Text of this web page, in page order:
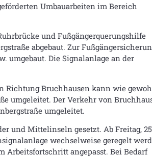
Umbauarbeiten im Bereich
und Fußgängerquerungshilfe
abgebaut. Zur
umgebaut. Die Signalanlage an der
Richtung Bruchhausen kann wie
umgeleitet. Der Verkehr von
umgeleitet.
und Mittelinseln gesetzt. Ab Freitag,
wechselweise geregelt
Arbeitsfortschritt angepasst. Bei Bedarf